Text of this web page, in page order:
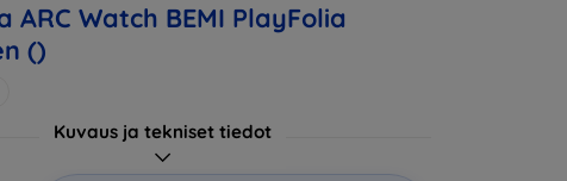
ARC Watch BEMI PlayFolia
()
Kuvaus ja tekniset tiedot